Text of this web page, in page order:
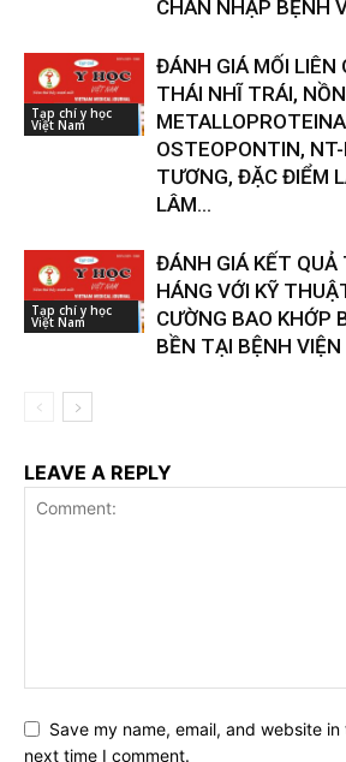
CHÂN NHẬP BỆNH
Tạp chí y học
Việt Nam
ĐÁNH GIÁ MỐI LIÊN
THÁI NHĨ TRÁI,
OSTEOPONTIN,
TƯƠNG, ĐẶC ĐIỂM
LÂM...
Tạp chí y học
Việt Nam
ĐÁNH GIÁ KẾT QUẢ
HÁNG VỚI KỸ
CƯỜNG BAO KHỚP
BỀN TẠI BỆNH VIỆN
LEAVE A REPLY
Save my name, email, and website
next time I comment.